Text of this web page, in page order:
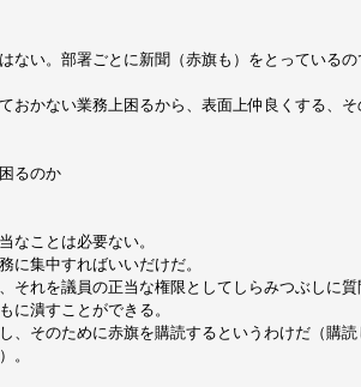
ない。部署ごとに新聞（赤旗も）をとっている
おかない業務上困るから、表面上仲良くする、
るのか
なことは必要ない。
に集中すればいいだけだ。
それを議員の正当な権限としてしらみつぶしに
に潰すことができる。
、そのために赤旗を購読するというわけだ（購
。